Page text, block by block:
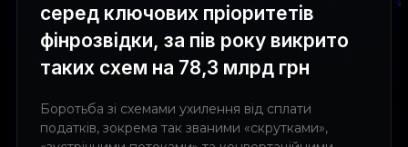
серед ключових пріоритетів
фінрозвідки, за пів року викрито
таких схем на 78,3 млрд грн
Боротьба зі схемами ухилення від сплати
податків, зокрема так званими «скрутками»,